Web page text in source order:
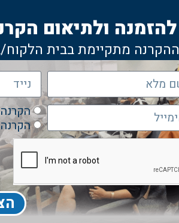
להזמנה ולתיאום
ההקרנה מתקיימת בבית